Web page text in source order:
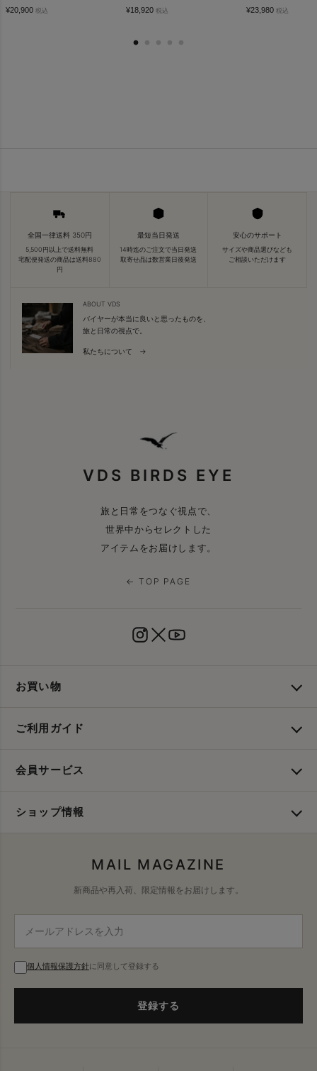
¥20,900 税込 ¥18,920 税込 ¥23,980 税込
全国一律送料 350円
5,500円以上で送料無料
宅配便発送の商品は送料880
円
最短当日発送
14時迄のご注文で当日発送
取寄せ品は数営業日後発送
安心のサポート
サイズや商品選びなども
ご相談いただけます
ABOUT VDS
バイヤーが本当に良いと思ったものを、
旅と日常の視点で。
私たちについて →
VDS BIRDS EYE
旅と日常をつなぐ視点で、
世界中からセレクトした
アイテムをお届けします。
← TOP PAGE
お買い物
ご利用ガイド
会員サービス
ショップ情報
MAIL MAGAZINE
新商品や再入荷、限定情報をお届けします。
個人情報保護方針に同意して登録する
登録する